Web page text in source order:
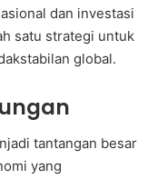
dan investasi
satu strategi untuk
global.
tantangan besar
yang